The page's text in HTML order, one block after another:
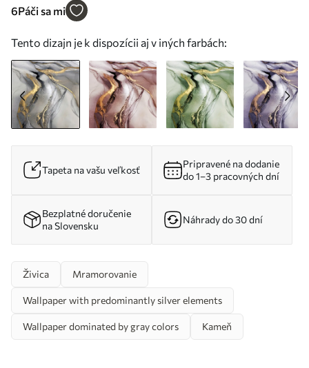
u18250
6Páči sa mi
Tento dizajn je k dispozícii aj v iných farbách:
Tapeta na vašu veľkosť
Pripravené na dodanie
do 1–3 pracovných dní
Bezplatné doručenie
na Slovensku
Náhrady do 30 dní
Živica Mramorovanie
Wallpaper with predominantly silver elements
Wallpaper dominated by gray colors Kameň